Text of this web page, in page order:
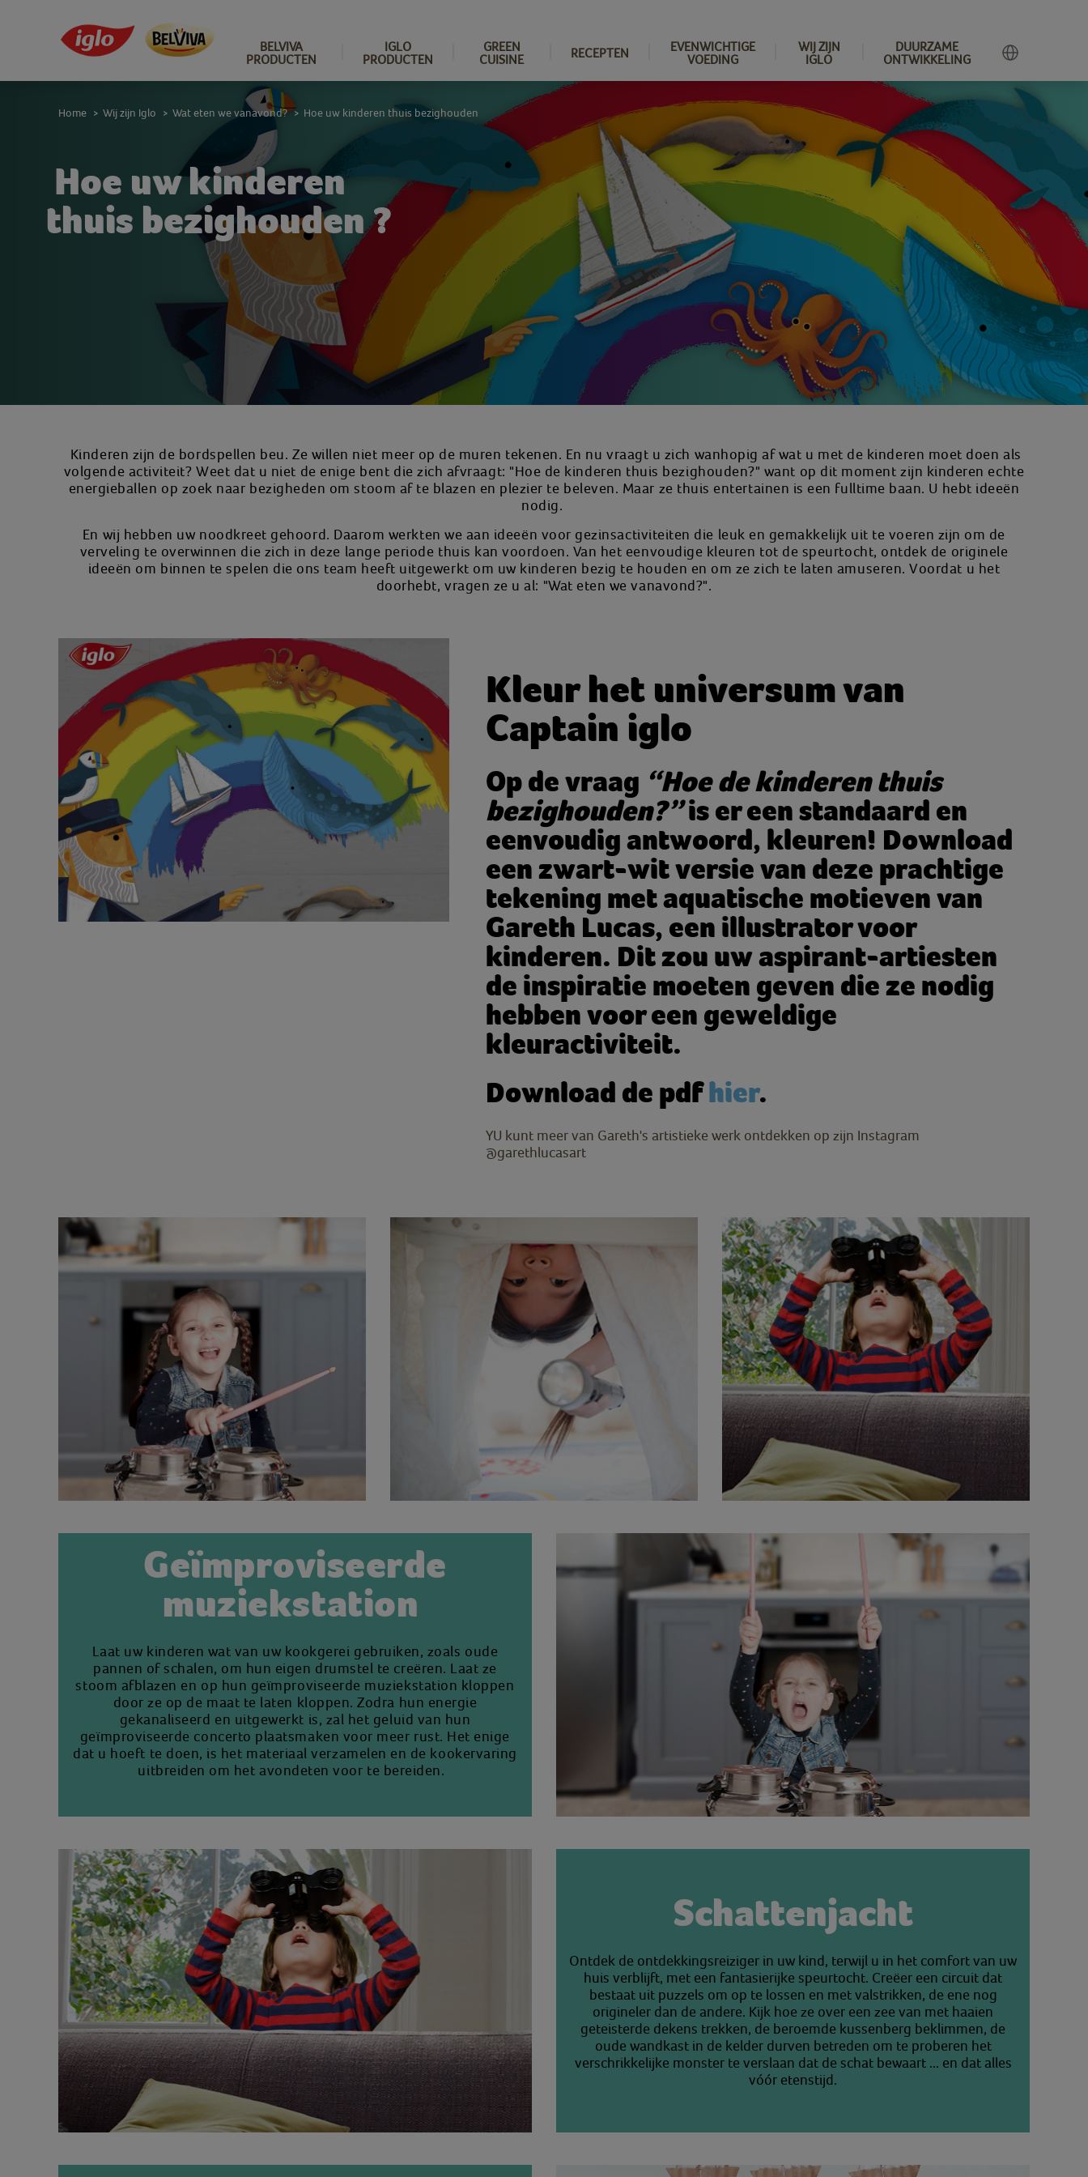
BELVIVA
PRODUCTEN
IGLO
PRODUCTEN
GREEN
CUISINE
RECEPTEN
EVENWICHTIGE
VOEDING
WIJ ZIJN
IGLO
DUURZAME
ONTWIKKELING
Hoe uw kinderen
thuis bezighouden ?
Home > Wij zijn Iglo > Wat eten we vanavond? > Hoe uw kinderen thuis bezighouden
Kinderen zijn de bordspellen beu. Ze willen niet meer op de muren tekenen. En nu vraagt u zich wanhopig af wat u met de kinderen moet doen als
volgende activiteit? Weet dat u niet de enige bent die zich afvraagt: "Hoe de kinderen thuis bezighouden?" want op dit moment zijn kinderen echte
energieballen op zoek naar bezigheden om stoom af te blazen en plezier te beleven. Maar ze thuis entertainen is een fulltime baan. U hebt ideeën
nodig.
En wij hebben uw noodkreet gehoord. Daarom werkten we aan ideeën voor gezinsactiviteiten die leuk en gemakkelijk uit te voeren zijn om de
verveling te overwinnen die zich in deze lange periode thuis kan voordoen. Van het eenvoudige kleuren tot de speurtocht, ontdek de originele
ideeën om binnen te spelen die ons team heeft uitgewerkt om uw kinderen bezig te houden en om ze zich te laten amuseren. Voordat u het
doorhebt, vragen ze u al: "Wat eten we vanavond?".
Kleur het universum van
Captain iglo
Op de vraag “Hoe de kinderen thuis
bezighouden?”is er een standaard en
eenvoudig antwoord, kleuren! Download
een zwart-wit versie van deze prachtige
tekening met aquatische motieven van
Gareth Lucas, een illustrator voor
kinderen. Dit zou uw aspirant-artiesten
de inspiratie moeten geven die ze nodig
hebben voor een geweldige
kleuractiviteit.
Download de pdfhier.
YU kunt meer van Gareth's artistieke werk ontdekken op zijn Instagram
@garethlucasart
Geïmproviseerde
muziekstation
Laat uw kinderen wat van uw kookgerei gebruiken, zoals oude
pannen of schalen, om hun eigen drumstel te creëren. Laat ze
stoom afblazen en op hun geïmproviseerde muziekstation kloppen
door ze op de maat te laten kloppen. Zodra hun energie
gekanaliseerd en uitgewerkt is, zal het geluid van hun
geïmproviseerde concerto plaatsmaken voor meer rust. Het enige
dat u hoeft te doen, is het materiaal verzamelen en de kookervaring
uitbreiden om het avondeten voor te bereiden.
Schattenjacht
Ontdek de ontdekkingsreiziger in uw kind, terwijl u in het comfort van uw
huis verblijft, met een fantasierijke speurtocht. Creëer een circuit dat
bestaat uit puzzels om op te lossen en met valstrikken, de ene nog
origineler dan de andere. Kijk hoe ze over een zee van met haaien
geteisterde dekens trekken, de beroemde kussenberg beklimmen, de
oude wandkast in de kelder durven betreden om te proberen het
verschrikkelijke monster te verslaan dat de schat bewaart ... en dat alles
vóór etenstijd.